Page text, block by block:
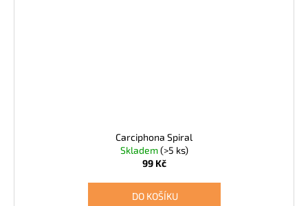
Carciphona Spiral
Skladem(>5 ks)
99 Kč
DO KOŠÍKU